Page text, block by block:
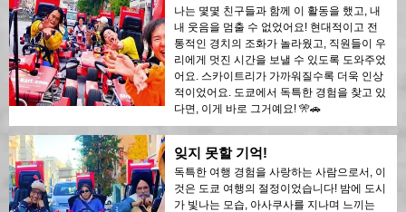
나는 몇몇 친구들과 함께 이 활동을 했고, 내
내 웃음을 멈출 수 없었어요! 현대적이고 전
통적인 경치의 조화가 놀라웠고, 직원들이 우
리에게 멋진 시간을 보낼 수 있도록 도와주었
어요. 스카이트리가 가까워질수록 더욱 인상
적이었어요. 도쿄에서 독특한 경험을 찾고 있
다면, 이게 바로 그거예요! 🎌🚗
잊지 못할 기억!
독특한 여행 경험을 사랑하는 사람으로서, 이
것은 도쿄 여행의 절정이었습니다! 밤에 도시
가 빛나는 모습, 아사쿠사를 지나며 느끼는